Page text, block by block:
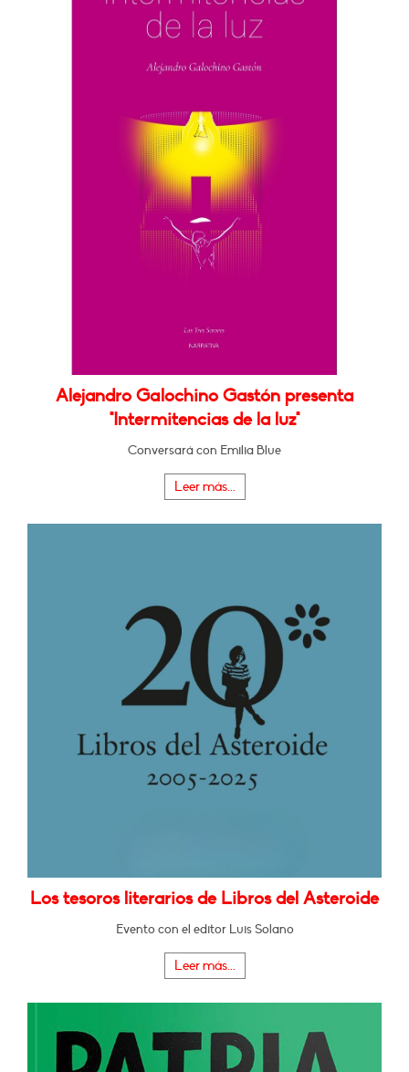
Alejandro Galochino Gastón presenta
"Intermitencias de la luz"
Conversará con Emilia Blue
Leer más...
Los tesoros literarios de Libros del Asteroide
Evento con el editor Luis Solano
Leer más...